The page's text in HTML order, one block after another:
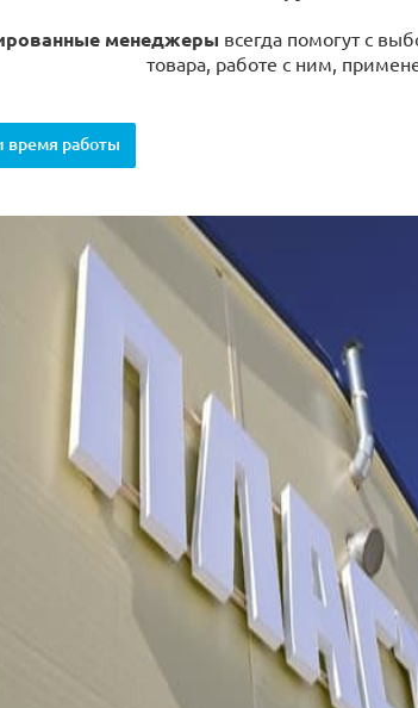
менеджеры всегда помогут с
товара, работе с ним,
время работы